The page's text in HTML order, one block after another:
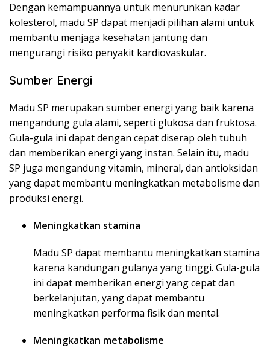
Dengan kemampuannya untuk menurunkan kadar
kolesterol, madu SP dapat menjadi pilihan alami untuk
membantu menjaga kesehatan jantung dan
mengurangi risiko penyakit kardiovaskular.
Sumber Energi
Madu SP merupakan sumber energi yang baik karena
mengandung gula alami, seperti glukosa dan fruktosa.
Gula-gula ini dapat dengan cepat diserap oleh tubuh
dan memberikan energi yang instan. Selain itu, madu
SP juga mengandung vitamin, mineral, dan antioksidan
yang dapat membantu meningkatkan metabolisme dan
produksi energi.
Meningkatkan stamina
Madu SP dapat membantu meningkatkan stamina
karena kandungan gulanya yang tinggi. Gula-gula
ini dapat memberikan energi yang cepat dan
berkelanjutan, yang dapat membantu
meningkatkan performa fisik dan mental.
Meningkatkan metabolisme